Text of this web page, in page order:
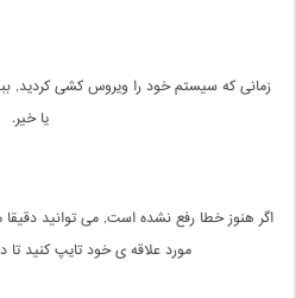
زمانی که سیستم خود را ویروس کشی کردید,
یا خیر.
اگر هنوز خطا رفع نشده است, می توانید
مورد علاقه ی خود تایپ کنید تا